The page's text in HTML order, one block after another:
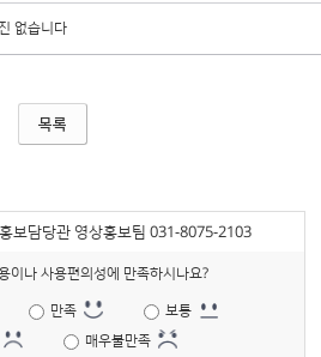
없습니다
목록
보담당관 영상홍보팀 031-8075-2103
이나 사용편의성에 만족하시나요?
만족
보통
매우불만족